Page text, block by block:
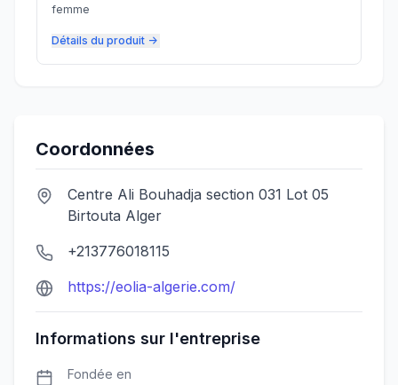
femme
Détails du produit ->
Coordonnées
Centre Ali Bouhadja section 031 Lot 05
Birtouta Alger
+213776018115
https://eolia-algerie.com/
Informations sur l'entreprise
Fondée en